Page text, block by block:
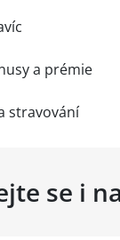
a prémie
stravování
se i